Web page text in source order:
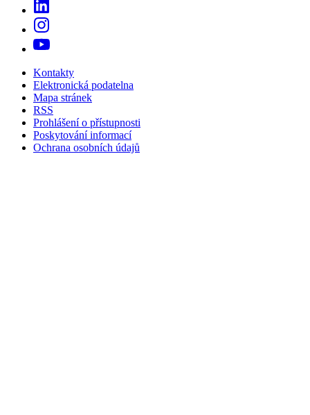
Kontakty
Elektronická podatelna
Mapa stránek
RSS
Prohlášení o přístupnosti
Poskytování informací
Ochrana osobních údajů